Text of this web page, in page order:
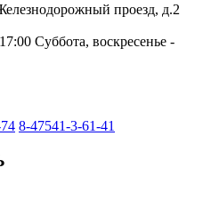
проезд, д.2
Суббота, воскресенье -
8-47541-3-61-41